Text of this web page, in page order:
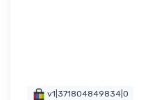
v1|371804849834|0